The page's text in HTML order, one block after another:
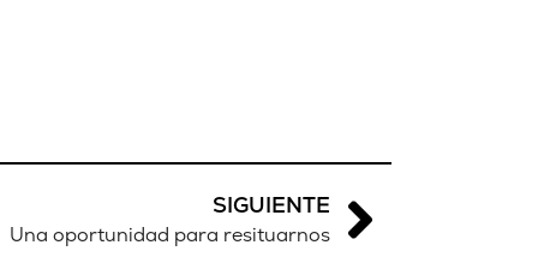
SIGUIENTE
Una oportunidad para resituarnos